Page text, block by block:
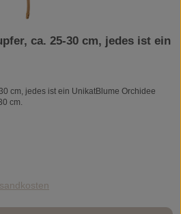
ca. 25-30 cm, jedes ist ein
cm, jedes ist ein UnikatBlume Orchidee
cm.